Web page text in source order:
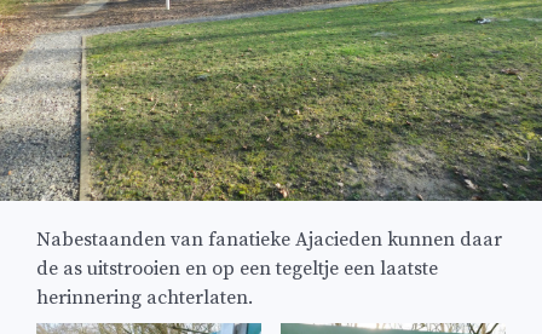
Nabestaanden van fanatieke Ajacieden kunnen daar
de as uitstrooien en op een tegeltje een laatste
herinnering achterlaten.